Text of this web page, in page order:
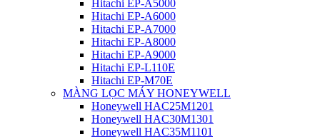
Hitachi EP-A5000
Hitachi EP-A6000
Hitachi EP-A7000
Hitachi EP-A8000
Hitachi EP-A9000
Hitachi EP-L110E
Hitachi EP-M70E
MÀNG LỌC MÁY HONEYWELL
Honeywell HAC25M1201
Honeywell HAC30M1301
Honeywell HAC35M1101